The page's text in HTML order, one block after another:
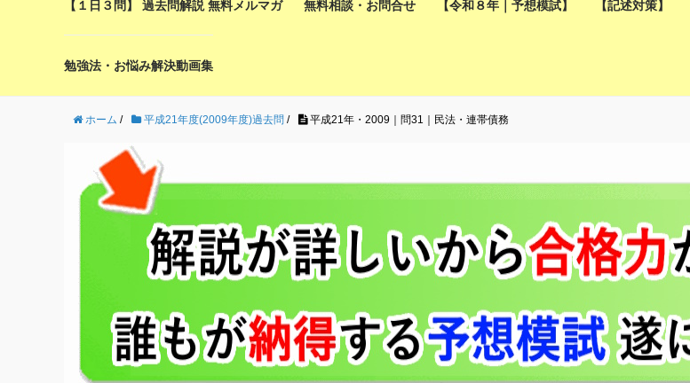
【１日３問】 過去問解説 無料メルマガ 無料相談・お問合せ 【令和８年｜予想模試】 【記述対策】
勉強法・お悩み解決動画集
ホーム / 平成21年度(2009年度)過去問 / 平成21年・2009｜問31｜民法・連帯債務